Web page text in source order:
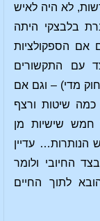
לא היה לאיש
בלבצקי היתה
אם הספקולציות
עם התקשורים
מדי) – וגם אם
כמה שיטות ורצף
חמש שישיות מן
עדיין
החיובי ולומר
לתוך החיים